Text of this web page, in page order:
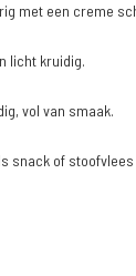
met een creme
licht kruidig.
vol van smaak.
snack of